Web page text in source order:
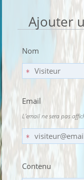
Ajouter
Nom
Email
L'email ne sera pas
Contenu